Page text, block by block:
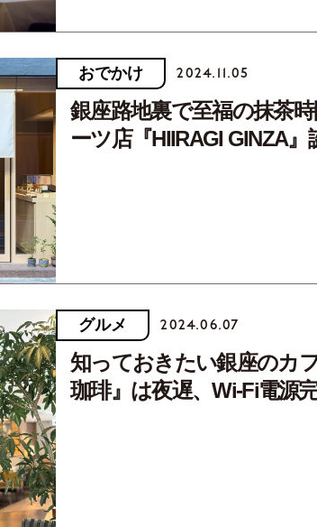
おでかけ 2024.11.05
銀座路地裏で至福の抹茶
ーツ店『HIIRAGI GINZA』
グルメ 2024.06.07
知っておきたい銀座のカ
珈琲』は夜遅、Wi-Fi電源